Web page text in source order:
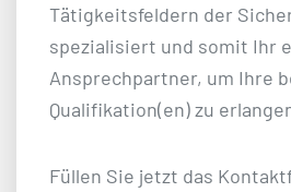
Tätigkeitsfeldern der
spezialisiert und somit Ihr
Ansprechpartner, um Ihre
Qualifikation(en) zu
Füllen Sie jetzt das